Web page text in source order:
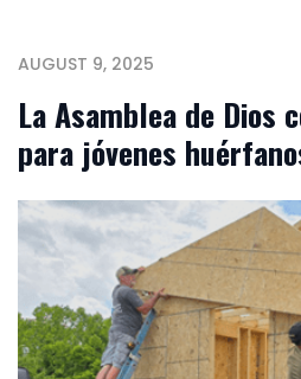
AUGUST 9, 2025
La Asamblea de Dios
para jóvenes